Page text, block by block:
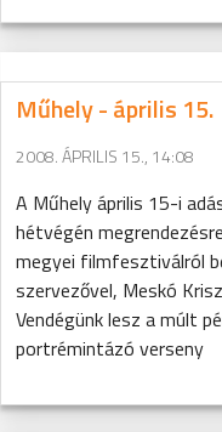
Műhely - április 15.
2008. ÁPRILIS 15., 14:08
A Műhely április 15-i
hétvégén
megyei filmfesztiválról
szervezővel, Meskó
Vendégünk lesz a múlt
portrémintázó verseny